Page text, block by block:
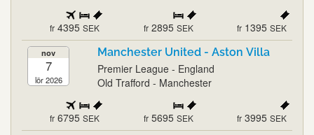
fr 4395 SEK fr 2895 SEK fr 1395 SEK
nov
7
lör 2026
Manchester United - Aston Villa
Premier League - England
Old Trafford - Manchester
fr 6795 SEK fr 5695 SEK fr 3995 SEK